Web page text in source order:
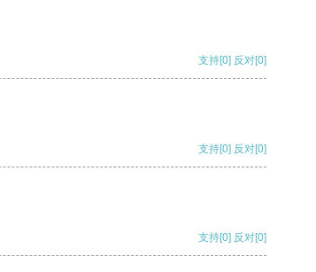
支持[0] 反对[0]
支持[0] 反对[0]
支持[0] 反对[0]